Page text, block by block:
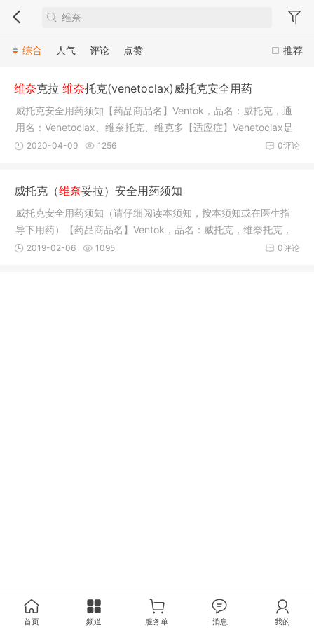
推荐
综合 人气 评论 点赞
维奈克拉 维奈托克(venetoclax)威托克安全用药
威托克安全用药须知【药品商品名】Ventok，品名：威托克，通
用名：Venetoclax、维奈托克、维克多【适应症】Venetoclax是
一种BCL-
0评论
2020-04-09 1256
威托克（维奈妥拉）安全用药须知
威托克安全用药须知（请仔细阅读本须知，按本须知或在医生指
导下用药）【药品商品名】Ventok，品名：威托克，维奈托克，
维奈妥拉
0评论
2019-02-06 1095
首页 频道 服务单 消息 我的